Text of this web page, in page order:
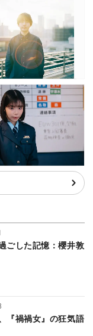
ごした記憶：櫻井敦
『禍禍女』の狂気語